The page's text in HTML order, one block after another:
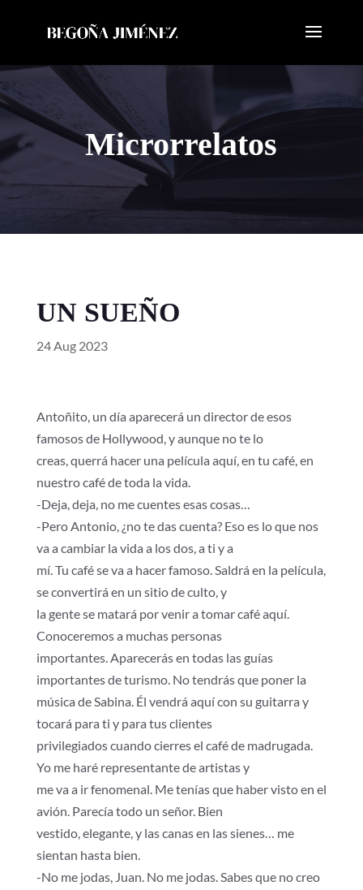
Microrrelatos
UN SUEÑO
24 Aug 2023
Antoñito, un día aparecerá un director de esos
famosos de Hollywood, y aunque no te lo
creas, querrá hacer una película aquí, en tu café, en
nuestro café de toda la vida.
-Deja, deja, no me cuentes esas cosas…
-Pero Antonio, ¿no te das cuenta? Eso es lo que nos
va a cambiar la vida a los dos, a ti y a
mí. Tu café se va a hacer famoso. Saldrá en la película,
se convertirá en un sitio de culto, y
la gente se matará por venir a tomar café aquí.
Conoceremos a muchas personas
importantes. Aparecerás en todas las guías
importantes de turismo. No tendrás que poner la
música de Sabina. Él vendrá aquí con su guitarra y
tocará para ti y para tus clientes
privilegiados cuando cierres el café de madrugada.
Yo me haré representante de artistas y
me va a ir fenomenal. Me tenías que haber visto en el
avión. Parecía todo un señor. Bien
vestido, elegante, y las canas en las sienes… me
sientan hasta bien.
-No me jodas, Juan. No me jodas. Sabes que no creo